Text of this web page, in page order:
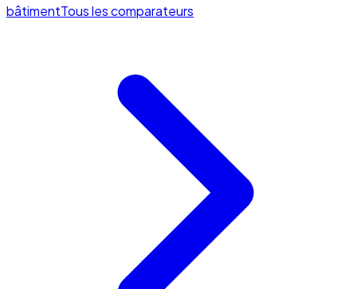
bâtimentTous les comparateurs